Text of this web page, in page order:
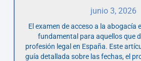
junio 3, 2026
El examen de acceso a la abogacía
fundamental para aquellos que
profesión legal en España. Este
guía detallada sobre las fechas, el